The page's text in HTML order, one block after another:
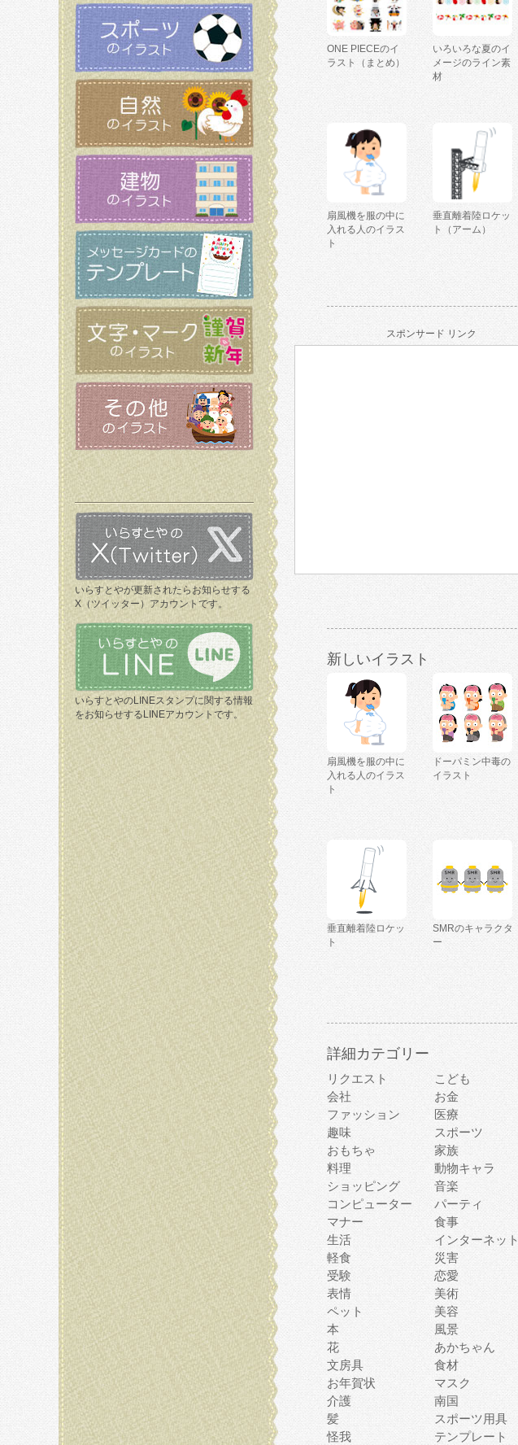
いらすとやが更新されたらお知らせする
X（ツイッター）アカウントです。
いらすとやのLINEスタンプに関する情報
をお知らせするLINEアカウントです。
ONE PIECEのイ
ラスト（まとめ）
いろいろな夏のイ
メージのライン素
材
扇風機を服の中に
入れる人のイラス
ト
垂直離着陸ロケッ
ト（アーム）
スポンサード リンク
新しいイラスト
扇風機を服の中に
入れる人のイラス
ト
ドーパミン中毒の
イラスト
垂直離着陸ロケッ
ト
SMRのキャラクタ
ー
詳細カテゴリー
リクエスト こども
会社
お金
ファッション
医療
趣味
スポーツ
おもちゃ
家族
料理
動物キャラ
ショッピング
音楽
コンピューター
パーティ
マナー
食事
生活
インターネット
軽食
災害
受験
恋愛
表情
美術
ペット
美容
本
風景
花
あかちゃん
文房具
食材
お年賀状
マスク
介護
南国
髪
スポーツ用具
怪我
テンプレート